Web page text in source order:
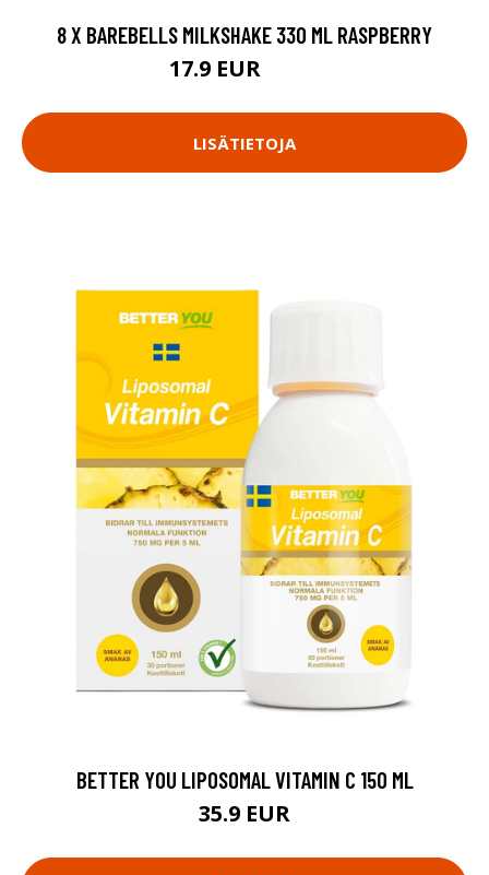
8 X BAREBELLS MILKSHAKE 330 ML RASPBERRY
17.9 EUR
LISÄTIETOJA
BETTER YOU LIPOSOMAL VITAMIN C 150 ML
35.9 EUR